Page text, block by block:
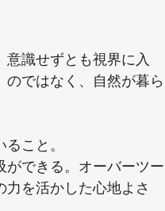
識せずとも視界に入
ではなく、自然が暮ら
こと。
ができる。オーバーツー
を活かした心地よさ